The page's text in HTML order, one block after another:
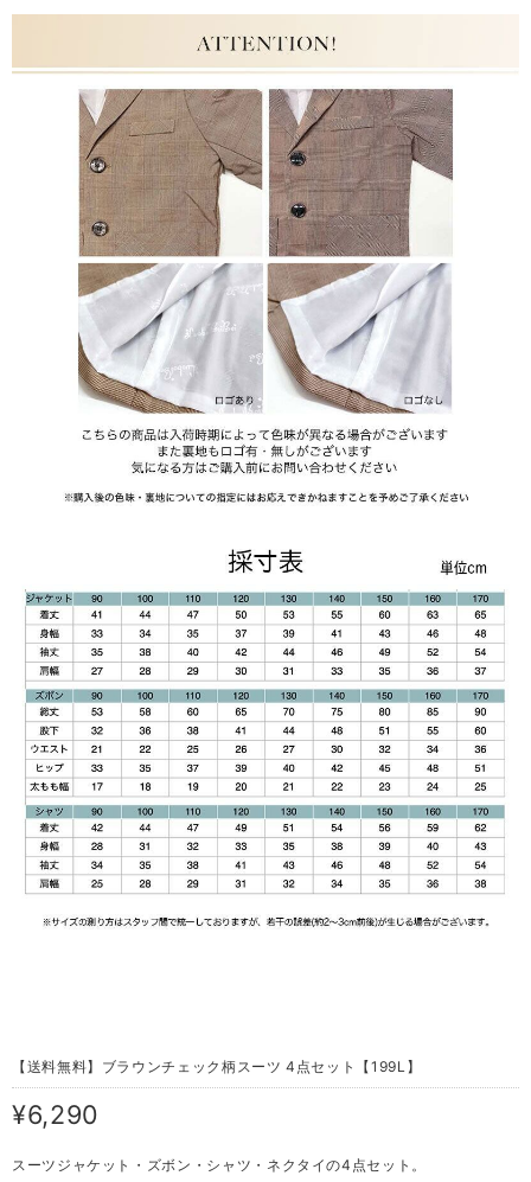
【送料無料】ブラウンチェック柄スーツ 4点セット【199L】
¥6,290
スーツジャケット・ズボン・シャツ・ネクタイの4点セット。